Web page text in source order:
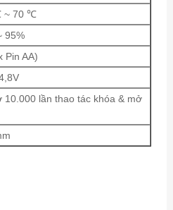
~ 70 ℃
95%
Pin AA)
10.000 lần thao tác khóa & mở